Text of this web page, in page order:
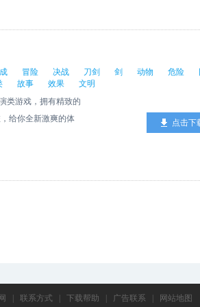
冒险 决战 刀剑 剑 动物 危险
故事 效果
文明
类游戏，拥有精致的
给你全新激爽的体
百人同屏决战巅峰，
雄的出现，给原本荒
点击下
联系方式 下载帮助 广告联系 网站地图